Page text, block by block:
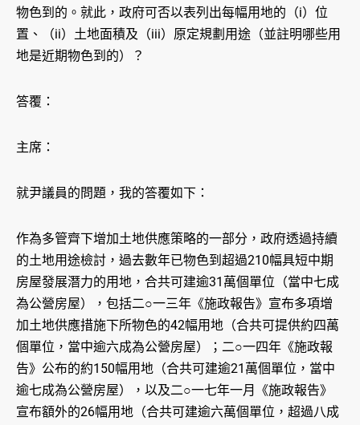
物色到的。就此，政府可否以表列出每幅用地的（i）位
置、（ii）土地面積及（iii）原定規劃用途（並註明哪些用
地是近期物色到的）？
答覆：
主席：
就尹議員的問題，我的答覆如下：
作為多管齊下增加土地供應策略的一部分，政府透過持續
的土地用途檢討，過去數年已物色到超過210幅具短中期
房屋發展潛力的用地，合共可建逾31萬個單位（當中七成
為公營房屋），包括二○一三年《施政報告》宣布多項增
加土地供應措施下所物色的42幅用地（合共可提供約四萬
個單位，當中逾六成為公營房屋）；二○一四年《施政報
告》公布的約150幅用地（合共可建逾21萬個單位，當中
逾七成為公營房屋），以及二○一七年一月《施政報告》
宣布額外的26幅用地（合共可建逾六萬個單位，超過八成